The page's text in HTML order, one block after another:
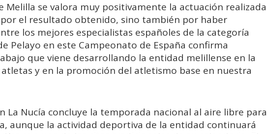
Melilla se valora muy positivamente la actuación realizada
el resultado obtenido, sino también por haber
los mejores especialistas españoles de la categoría
Pelayo en este Campeonato de España confirma
que viene desarrollando la entidad melillense en la
y en la promoción del atletismo base en nuestra
La Nucía concluye la temporada nacional al aire libre para
aunque la actividad deportiva de la entidad continuará